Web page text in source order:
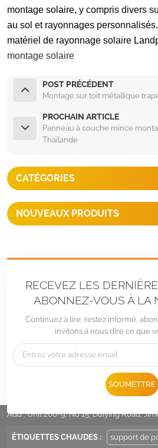
montage solaire, y compris divers
au sol et rayonnages
matériel de rayonnage solaire
montage solaire
POST PRÉCÉDENT
Montage sur toit métallique
PROCHAIN ARTICLE
Panneau à couche mince
Thaïlande
CATÉGORIES
NOUVEAUX PRODUITS
RECEVEZ LES
ABONNEZ-VOUS À LA
Continuez à lire, restez informé,
invitons à nous dire ce que
SOUMETTRE
Sales@LandpowerSolar.com
Add : Unit 206-9, No 15, Duiying Road,
ÉTIQUETTES CHAUDES : support de